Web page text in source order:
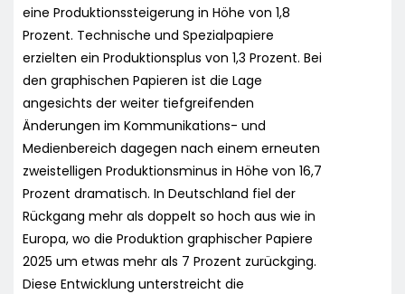
eine Produktionssteigerung in Höhe von 1,8
Prozent. Technische und Spezialpapiere
erzielten ein Produktionsplus von 1,3 Prozent. Bei
den graphischen Papieren ist die Lage
angesichts der weiter tiefgreifenden
Änderungen im Kommunikations- und
Medienbereich dagegen nach einem erneuten
zweistelligen Produktionsminus in Höhe von 16,7
Prozent dramatisch. In Deutschland fiel der
Rückgang mehr als doppelt so hoch aus wie in
Europa, wo die Produktion graphischer Papiere
2025 um etwas mehr als 7 Prozent zurückging.
Diese Entwicklung unterstreicht die